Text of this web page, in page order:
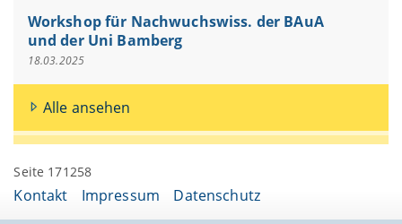
Workshop für Nachwuchswiss. der BAuA
und der Uni Bamberg
18.03.2025
Alle ansehen
Seite 171258
Kontakt Impressum Datenschutz